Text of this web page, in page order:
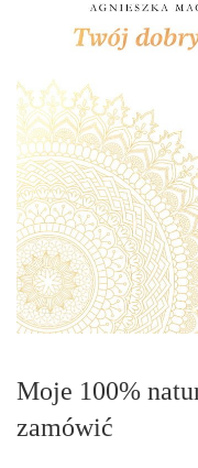
Moje 100%
zamówić